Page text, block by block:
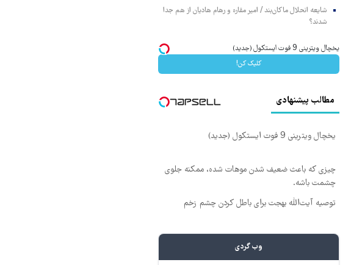
شایعه انحلال ماکان‌بند / امیر مقاره و رهام هادیان از هم جدا
شدند؟
یخچال ویترینی 9 فوت ایستکول (جدید)
کلیک کن!
مطالب پیشنهادی
یخچال ویترینی 9 فوت ایستکول (جدید)
چیزی که باعث ضعیف شدن موهات شده، ممکنه جلوی
چشمت باشه.
توصیه آیت‌الله بهجت برای باطل کردن چشم زخم
وب گردی